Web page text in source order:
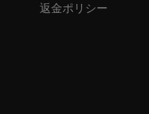
返金ポリシー